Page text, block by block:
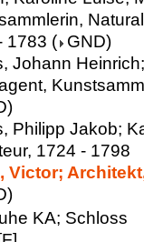
1783 ( GND)
Johann
)
Philipp Jakob;
1724 - 1798
Victor;
)
KA; Schloss